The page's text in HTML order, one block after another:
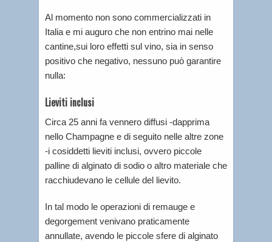
Al momento non sono commercializzati in
Italia e mi auguro che non entrino mai nelle
cantine,sui loro effetti sul vino, sia in senso
positivo che negativo, nessuno può garantire
nulla:
Lieviti inclusi
Circa 25 anni fa vennero diffusi -dapprima
nello Champagne e di seguito nelle altre zone
-i cosiddetti lieviti inclusi, ovvero piccole
palline di alginato di sodio o altro materiale che
racchiudevano le cellule del lievito.
In tal modo le operazioni di remauge e
degorgement venivano praticamente
annullate, avendo le piccole sfere di alginato